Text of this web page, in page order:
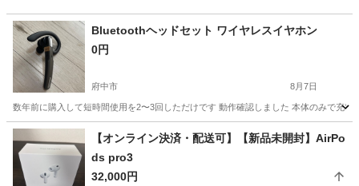
Bluetoothヘッドセット ワイヤレスイヤホン
0円
府中市 8月7日
数年前に購入して短時間使用を2〜3回しただけです 動作確認しました 本体のみで充
東京 府中市 携帯アクセサリー ヘッドセット
【オンライン決済・配送可】【新品未開封】AirPo
ds pro3
32,000円